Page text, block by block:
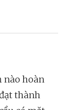
nào hoàn
thành